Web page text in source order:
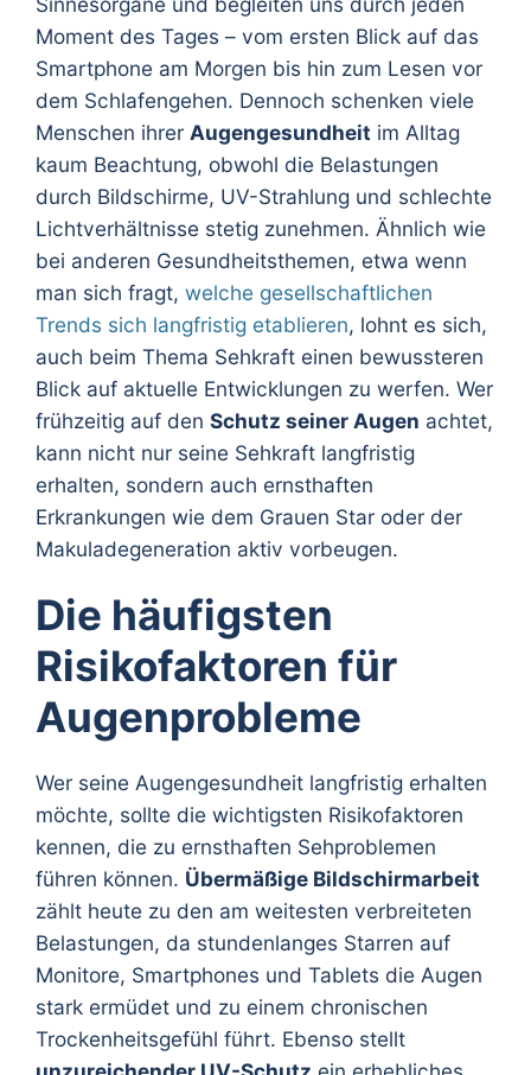
Moment des Tages – vom ersten Blick auf das
Smartphone am Morgen bis hin zum Lesen vor
dem Schlafengehen. Dennoch schenken viele
Menschen ihrer Augengesundheit im Alltag
kaum Beachtung, obwohl die Belastungen
durch Bildschirme, UV-Strahlung und schlechte
Lichtverhältnisse stetig zunehmen. Ähnlich wie
bei anderen Gesundheitsthemen, etwa wenn
man sich fragt, welche gesellschaftlichen
Trends sich langfristig etablieren, lohnt es sich,
auch beim Thema Sehkraft einen bewussteren
Blick auf aktuelle Entwicklungen zu werfen. Wer
frühzeitig auf den Schutz seiner Augen achtet,
kann nicht nur seine Sehkraft langfristig
erhalten, sondern auch ernsthaften
Erkrankungen wie dem Grauen Star oder der
Makuladegeneration aktiv vorbeugen.
Die häufigsten
Risikofaktoren für
Augenprobleme
Wer seine Augengesundheit langfristig erhalten
möchte, sollte die wichtigsten Risikofaktoren
kennen, die zu ernsthaften Sehproblemen
führen können. Übermäßige Bildschirmarbeit
zählt heute zu den am weitesten verbreiteten
Belastungen, da stundenlanges Starren auf
Monitore, Smartphones und Tablets die Augen
stark ermüdet und zu einem chronischen
Trockenheitsgefühl führt. Ebenso stellt